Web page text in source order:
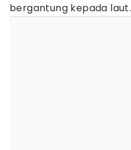
bergantung kepada laut.